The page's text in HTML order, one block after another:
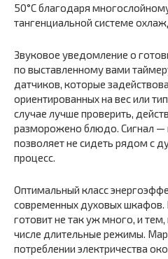
50°С благодаря
тангенциальной системе
Звуковое уведомление о
по выставленному вами
датчиков, которые
ориентированных на вес или
случае лучше проверить,
разморожено блюдо. Сигнал —
позволяет не сидеть рядом с
процесс.
Оптимальный класс
современных духовых шкафов.
готовит не так уж много, и
числе длительные режимы.
потреблении электричества